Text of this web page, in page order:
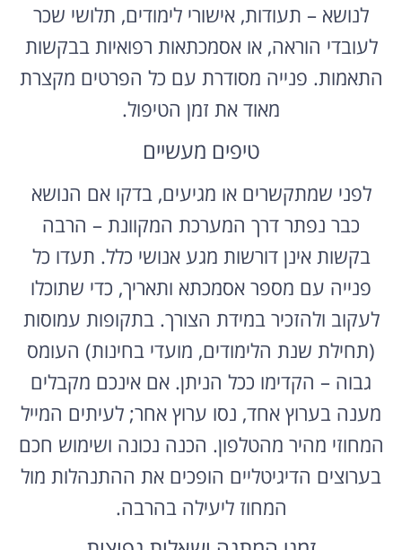
לנושא – תעודות, אישורי לימודים, תלושי שכר
לעובדי הוראה, או אסמכתאות רפואיות בבקשות
התאמות. פנייה מסודרת עם כל הפרטים מקצרת
מאוד את זמן הטיפול.
טיפים מעשיים
לפני שמתקשרים או מגיעים, בדקו אם הנושא
כבר נפתר דרך המערכת המקוונת – הרבה
בקשות אינן דורשות מגע אנושי כלל. תעדו כל
פנייה עם מספר אסמכתא ותאריך, כדי שתוכלו
לעקוב ולהזכיר במידת הצורך. בתקופות עמוסות
(תחילת שנת הלימודים, מועדי בחינות) העומס
גבוה – הקדימו ככל הניתן. אם אינכם מקבלים
מענה בערוץ אחד, נסו ערוץ אחר; לעיתים המייל
המחוזי מהיר מהטלפון. הכנה נכונה ושימוש חכם
בערוצים הדיגיטליים הופכים את ההתנהלות מול
המחוז ליעילה בהרבה.